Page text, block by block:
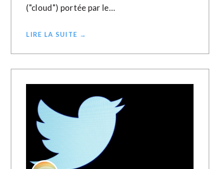
("cloud") portée par le…
LIRE LA SUITE →